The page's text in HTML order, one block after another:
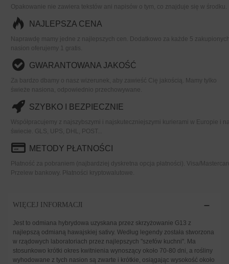
Opakowanie nie zawiera tekstów ani napisów o tym, co znajduje się w środku.
NAJLEPSZA CENA
Naprawdę mamy jedne z najlepszych cen. Dodatkowo za każde 5
nasion oferujemy 1 gratis.
GWARANTOWANA JAKOŚĆ
Za bardzo dbamy o nasz wizerunek, aby zawieść Cię jakością. Mamy tylko
świeże nasiona, odpowiednio przechowywane.
SZYBKO I BEZPIECZNIE
Współpracujemy z najszybszymi i najskuteczniejszymi kurierami w Europie i
świecie. GLS, UPS, DHL, POST...
METODY PŁATNOŚCI
Płatność za pobraniem (najbardziej dyskretna opcja płatności). Visa/
Przelew bankowy. Płatności kryptowalutowe.
WIĘCEJ INFORMACJI
Jest to odmiana hybrydowa uzyskana przez skrzyżowanie G13 z
najlepszą odmianą hawajskiej sativy. Według legendy została stworzona
w rządowych laboratoriach przez najlepszych "szefów kuchni". Ma
stosunkowo krótki okres kwitnienia wynoszący około 70-80 dni, a rośliny
wyhodowane z tych nasion są zwarte i krótkie, osiągając wysokość około